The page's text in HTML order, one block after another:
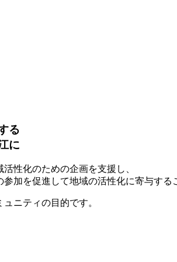
る
に
性化のための企画を支援し、
参加を促進して地域の活性化に寄与する
ニティの目的です。